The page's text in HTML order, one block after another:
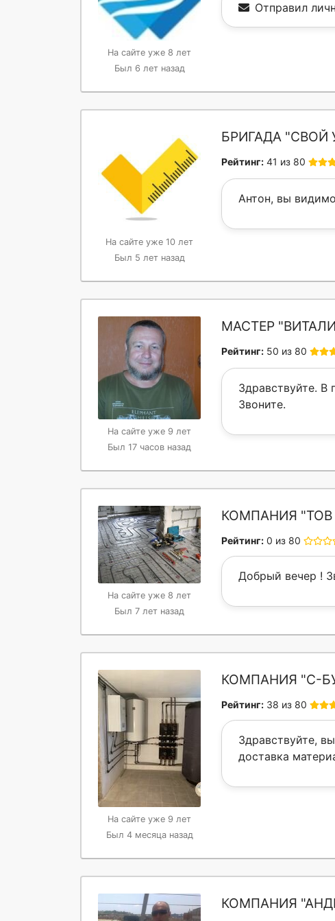
На сайте уже 8 лет
Был 6 лет назад
Отправил
На сайте уже 10 лет
Был 5 лет назад
БРИГАДА "СВОЙ
Рейтинг: 41 из 80
Антон, вы
На сайте уже 9 лет
Был 17 часов назад
МАСТЕР
Рейтинг: 50 из 80
Здравствуйте. В
Звоните.
На сайте уже 8 лет
Был 7 лет назад
КОМПАНИЯ "ТОВ
Рейтинг: 0 из 80
Добрый вечер !
На сайте уже 9 лет
Был 4 месяца назад
КОМПАНИЯ "С-
Рейтинг: 38 из 80
Здравствуйте,
доставка
КОМПАНИЯ